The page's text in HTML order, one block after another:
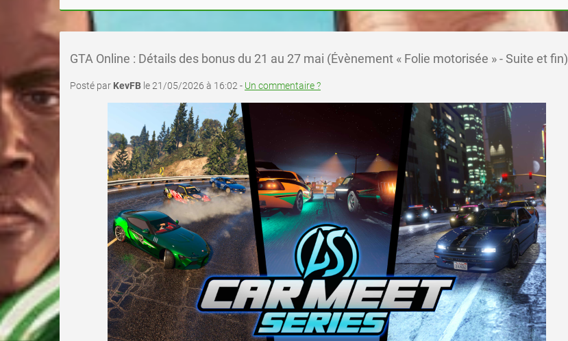
GTA Online : Détails des bonus du 21 au 27 mai (Évènement « Folie motorisée » - Suite et fin)
Posté par KevFB le 21/05/2026 à 16:02 - Un commentaire ?